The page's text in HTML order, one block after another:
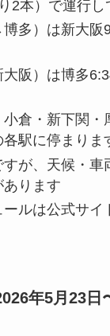
2本）で運行
多）は新大阪
阪）は博多
倉・新下関・
各駅に停まりま
が、天候・車
ります
ルは公式サイ
年5月23日